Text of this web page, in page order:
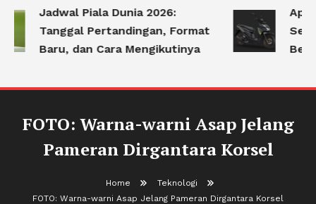
Jadwal Piala Dunia 2026:
Tanggal Pertandingan, Format
Baru, dan Cara Mengikutinya
Apa
FOTO: Warna-warni Asap Jelang
Pameran Dirgantara Korsel
Home
Teknologi
FOTO: Warna-warni Asap Jelang Pameran Dirgantara Korsel